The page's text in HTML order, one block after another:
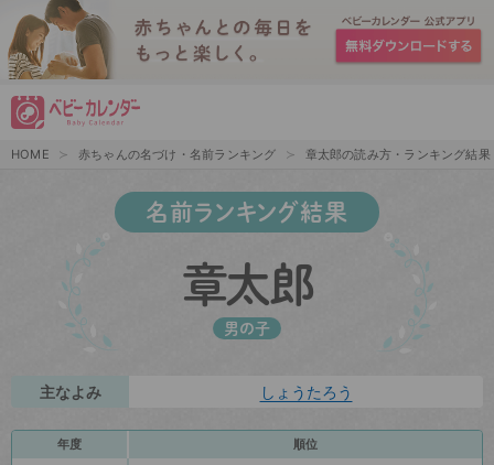
HOME 赤ちゃんの名づけ・名前ランキング 章太郎の読み方・ランキング結果
名前ランキング結果
章太郎
男の子
主なよみ しょうたろう
年度 順位